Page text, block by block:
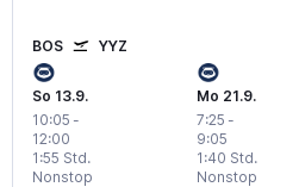
BOS YYZ
So 13.9.
10:05 -
12:00
Nonstop
1:55 Std.
Mo 21.9.
7:25 -
9:05
Nonstop
1:40 Std.